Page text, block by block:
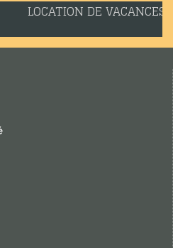
LOCATION DE VACANCES